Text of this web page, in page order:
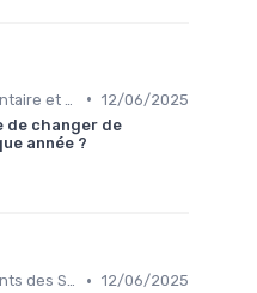
• 12/06/2025
de changer de
année ?
Remboursements des Soins Médicaux • 12/06/2025